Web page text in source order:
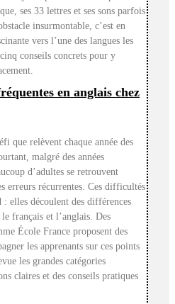
ses 33 lettres et ses sons parfois
insurmontable, c’est en
vers l’une des langues les
conseils concrets pour y
en anglais chez
que relèvent chaque année des
malgré des années
d’adultes se retrouvent
erreurs récurrentes. Ces difficultés
elles découlent des différences
français et l’anglais. Des
École France proposent des
les apprenants sur ces points
les grandes catégories
claires et des conseils pratiques